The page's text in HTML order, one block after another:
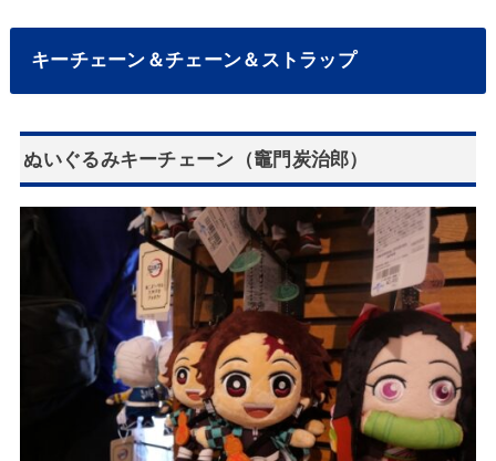
キーチェーン＆チェーン＆ストラップ
ぬいぐるみキーチェーン（竈門炭治郎）